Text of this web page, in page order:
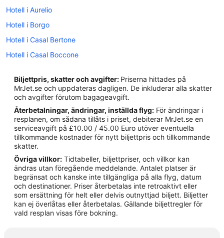
Hotell i Aurelio
Hotell i Borgo
Hotell i Casal Bertone
Hotell i Casal Boccone
Hotell i närheten av Castel Sant'Angelo
Hotell i Castro Pretorio
Hotell i Celio
Hotell i närheten av Colosseum
Hotell i Della Vittoria
5-Stjärniga hotell i Trastevere
Hotell i Ciampino
Hotell i Rom
Hotell i närheten av Rome Termini station
Hotell i La Rustica
Biljettpris, skatter och avgifter: Priserna hittades på
MrJet.se och uppdateras dagligen. De inkluderar alla skatter
och avgifter förutom bagageavgift.
Återbetalningar, ändringar, inställda flyg: För ändringar i
resplanen, om sådana tillåts i priset, debiterar MrJet.se en
serviceavgift på £10.00 / 45.00 Euro utöver eventuella
tillkommande kostnader för nytt biljettpris och tillkommande
skatter.
Övriga villkor: Tidtabeller, biljettpriser, och villkor kan
ändras utan föregående meddelande. Antalet platser är
begränsat och kanske inte tillgängliga på alla flyg, datum
och destinationer. Priser återbetalas inte retroaktivt eller
som ersättning för helt eller delvis outnyttjad biljett. Biljetter
kan ej överlåtas eller återbetalas. Gällande biljettregler för
vald resplan visas före bokning.